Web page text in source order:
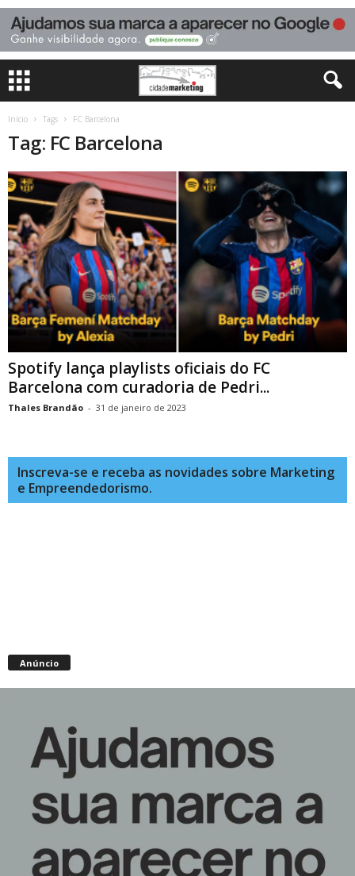
Início Tags FC Barcelona
Tag: FC Barcelona
Spotify lança playlists oficiais do FC
Barcelona com curadoria de Pedri...
Thales Brandão - 31 de janeiro de 2023
Inscreva-se e receba as novidades sobre Marketing
e Empreendedorismo.
Anúncio